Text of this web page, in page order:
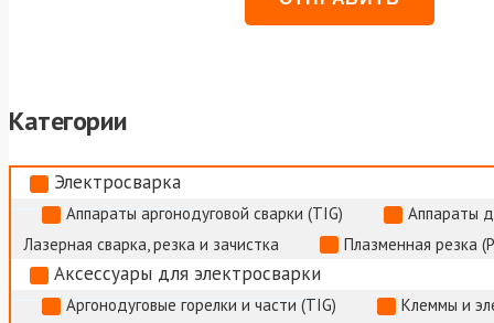
Категории
Электросварка
Аппараты аргонодуговой сварки (TIG)
Аппараты
Лазерная сварка, резка и зачистка
Плазменная резка
Аксессуары для электросварки
Аргонодуговые горелки и части (TIG)
Клеммы и